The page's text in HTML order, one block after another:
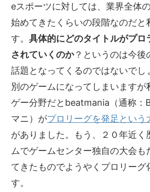
eスポーツに対しては、業界全体
始めてきたくらいの段階なのだと
す。具体的にどのタイトルがプロ
されていくのか？というのは今後
話題となってくるのではないでし
別のゲームになってしまいますが
ゲー分野だとbeatmania（通称：
マニ）がプロリーグを発足という
がありました。もう、２０年近く
ムでゲームセンター独自の大会も
てきたものでようやくプロリーグ
す。